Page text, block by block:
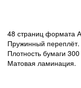
48 страниц формата
Пружинный переплёт.
Плотность бумаги 300
Матовая ламинация.